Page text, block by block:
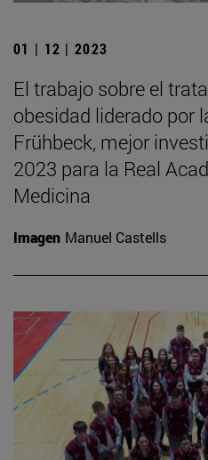
01 | 12 | 2023
El trabajo sobre el
obesidad liderado por
Frühbeck, mejor
2023 para la Real
Medicina
Imagen Manuel Castells